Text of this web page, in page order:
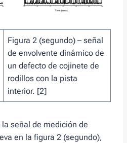
Figura 2 (segundo) – señal
de envolvente dinámico de
un defecto de cojinete de
rodillos con la pista
interior. [2]
señal de medición de
en la figura 2 (segundo),